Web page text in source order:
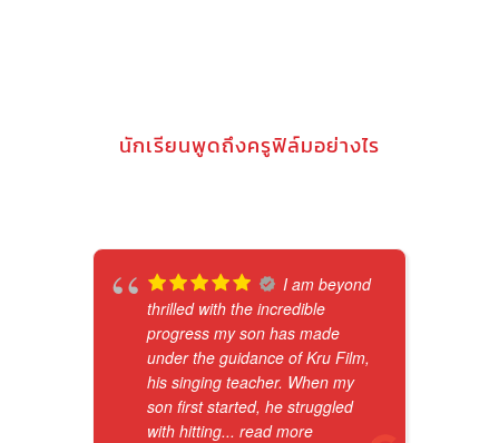
นักเรียนพูดถึงครูฟิล์มอย่างไร
I am beyond
thrilled with the incredible
progress my son has made
under the guidance of Kru Film,
his singing teacher. When my
son first started, he struggled
with hitting... read more